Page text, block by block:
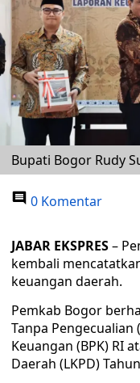
Bupati Bogor Rudy
0 Komentar
JABAR EKSPRES–
kembali
keuangan daerah.
Pemkab Bogor
Tanpa Pengecualian
Keuangan (BPK) RI
Daerah (LKPD)